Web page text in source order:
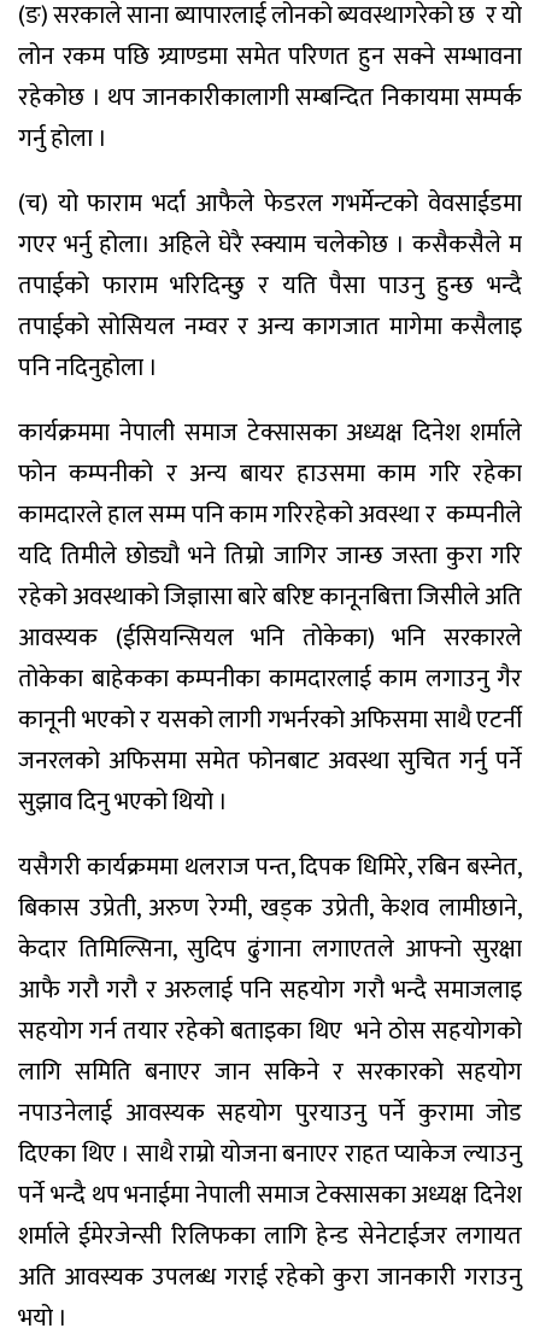
(ङ) सरकाले साना ब्यापारलाई लोनको ब्यवस्थागरेको छ र यो
लोन रकम पछि ग्र्याण्डमा समेत परिणत हुन सक्ने सम्भावना
रहेकोछ । थप जानकारीकालागी सम्बन्दित निकायमा सम्पर्क
गर्नु होला ।
(च) यो फाराम भर्दा आफैले फेडरल गभर्मेन्टको वेवसाईडमा
गएर भर्नु होला। अहिले घेरै स्क्याम चलेकोछ । कसैकसैले म
तपाईको फाराम भरिदिन्छु र यति पैसा पाउनु हुन्छ भन्दै
तपाईको सोसियल नम्वर र अन्य कागजात मागेमा कसैलाइ
पनि नदिनुहोला ।
कार्यक्रममा नेपाली समाज टेक्सासका अध्यक्ष दिनेश शर्माले
फोन कम्पनीको र अन्य बायर हाउसमा काम गरि रहेका
कामदारले हाल सम्म पनि काम गरिरहेको अवस्था र कम्पनीले
यदि तिमीले छोड्यौ भने तिम्रो जागिर जान्छ जस्ता कुरा गरि
रहेको अवस्थाको जिज्ञासा बारे बरिष्ट कानूनबित्ता जिसीले अति
आवस्यक (ईसियन्सियल भनि तोकेका) भनि सरकारले
तोकेका बाहेकका कम्पनीका कामदारलाई काम लगाउनु गैर
कानूनी भएको र यसको लागी गभर्नरको अफिसमा साथै एटर्नी
जनरलको अफिसमा समेत फोनबाट अवस्था सुचित गर्नु पर्ने
सुझाव दिनु भएको थियो ।
यसैगरी कार्यक्रममा थलराज पन्त, दिपक धिमिरे, रबिन बस्नेत,
बिकास उप्रेती, अरुण रेग्मी, खड्क उप्रेती, केशव लामीछाने,
केदार तिमिल्सिना, सुदिप ढुंगाना लगाएतले आफ्नो सुरक्षा
आफै गरौ गरौ र अरुलाई पनि सहयोग गरौ भन्दै समाजलाइ
सहयोग गर्न तयार रहेको बताइका थिए भने ठोस सहयोगको
लागि समिति बनाएर जान सकिने र सरकारको सहयोग
नपाउनेलाई आवस्यक सहयोग पुरयाउनु पर्ने कुरामा जोड
दिएका थिए । साथै राम्रो योजना बनाएर राहत प्याकेज ल्याउनु
पर्ने भन्दै थप भनाईमा नेपाली समाज टेक्सासका अध्यक्ष दिनेश
शर्माले ईमेरजेन्सी रिलिफका लागि हेन्ड सेनेटाईजर लगायत
अति आवस्यक उपलब्ध गराई रहेको कुरा जानकारी गराउनु
भयो ।